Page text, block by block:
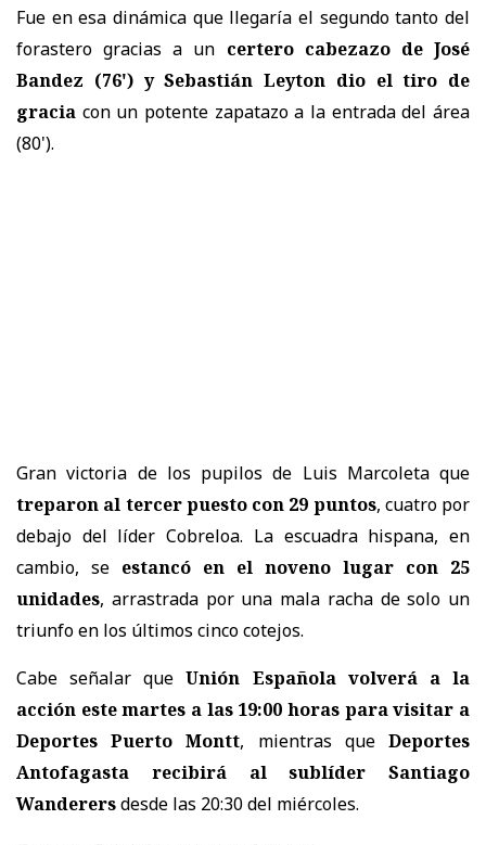
Fue en esa dinámica que llegaría el segundo tanto del
forastero gracias a un certero cabezazo de José
Bandez (76') y Sebastián Leyton dio el tiro de
gracia con un potente zapatazo a la entrada del área
(80').
Gran victoria de los pupilos de Luis Marcoleta que
treparon al tercer puesto con 29 puntos, cuatro por
debajo del líder Cobreloa. La escuadra hispana, en
cambio, se estancó en el noveno lugar con 25
unidades, arrastrada por una mala racha de solo un
triunfo en los últimos cinco cotejos.
Cabe señalar queUnión Española volverá a la
acción este martes a las 19:00 horas para visitar a
Deportes Puerto Montt, mientras queDeportes
Antofagasta recibirá al sublíder Santiago
Wanderersdesde las 20:30 del miércoles.